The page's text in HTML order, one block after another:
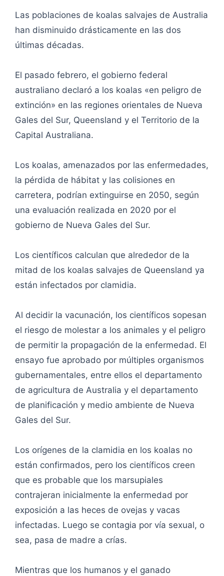
Las poblaciones de koalas salvajes de Australia
han disminuido drásticamente en las dos
últimas décadas.
El pasado febrero, el gobierno federal
australiano declaró a los koalas «en peligro de
extinción» en las regiones orientales de Nueva
Gales del Sur, Queensland y el Territorio de la
Capital Australiana.
Los koalas, amenazados por las enfermedades,
la pérdida de hábitat y las colisiones en
carretera, podrían extinguirse en 2050, según
una evaluación realizada en 2020 por el
gobierno de Nueva Gales del Sur.
Los científicos calculan que alrededor de la
mitad de los koalas salvajes de Queensland ya
están infectados por clamidia.
Al decidir la vacunación, los científicos sopesan
el riesgo de molestar a los animales y el peligro
de permitir la propagación de la enfermedad. El
ensayo fue aprobado por múltiples organismos
gubernamentales, entre ellos el departamento
de agricultura de Australia y el departamento
de planificación y medio ambiente de Nueva
Gales del Sur.
Los orígenes de la clamidia en los koalas no
están confirmados, pero los científicos creen
que es probable que los marsupiales
contrajeran inicialmente la enfermedad por
exposición a las heces de ovejas y vacas
infectadas. Luego se contagia por vía sexual, o
sea, pasa de madre a crías.
Mientras que los humanos y el ganado